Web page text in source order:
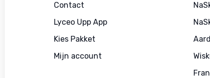
Contact
Lyceo Upp App
Kies Pakket
Mijn account